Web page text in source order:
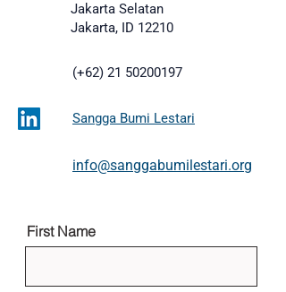
Jakarta Selatan
Jakarta, ID 12210
(+62) 21 50200197
Sangga Bumi Lestari
info@sanggabumilestari.org
First Name